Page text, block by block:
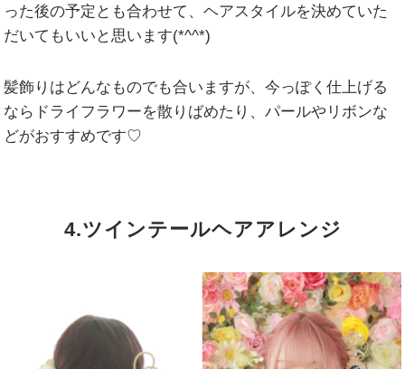
った後の予定とも合わせて、ヘアスタイルを決めていた
だいてもいいと思います(*^^*)
髪飾りはどんなものでも合いますが、今っぽく仕上げる
ならドライフラワーを散りばめたり、パールやリボンな
どがおすすめです♡
4.ツインテールヘアアレンジ